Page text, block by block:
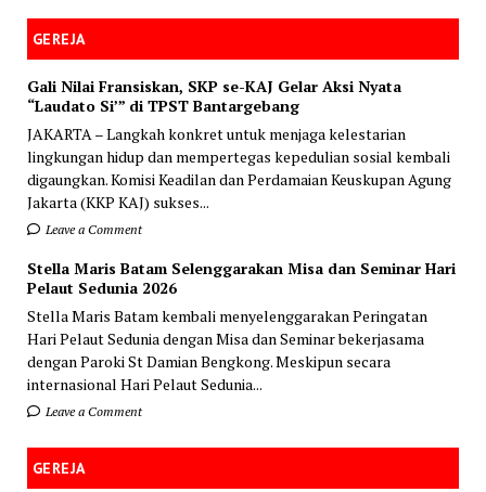
GEREJA
Gali Nilai Fransiskan, SKP se-KAJ Gelar Aksi Nyata
“Laudato Si’” di TPST Bantargebang
JAKARTA – Langkah konkret untuk menjaga kelestarian
lingkungan hidup dan mempertegas kepedulian sosial kembali
digaungkan. Komisi Keadilan dan Perdamaian Keuskupan Agung
Jakarta (KKP KAJ) sukses...
Leave a Comment
Stella Maris Batam Selenggarakan Misa dan Seminar Hari
Pelaut Sedunia 2026
Stella Maris Batam kembali menyelenggarakan Peringatan
Hari Pelaut Sedunia dengan Misa dan Seminar bekerjasama
dengan Paroki St Damian Bengkong. Meskipun secara
internasional Hari Pelaut Sedunia...
Leave a Comment
GEREJA